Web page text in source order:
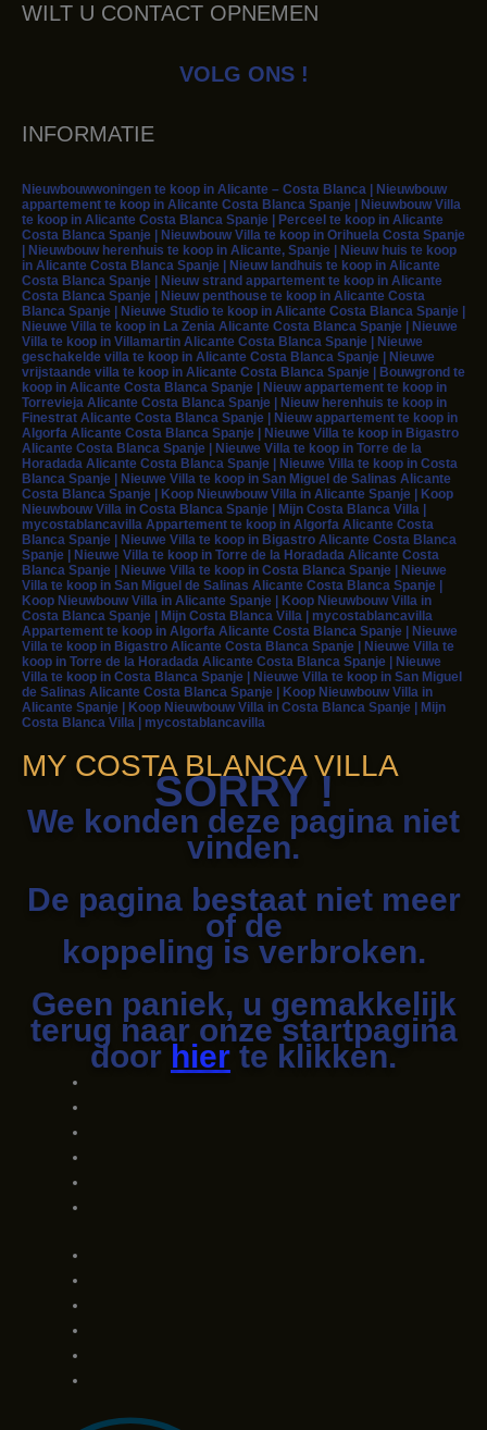
WILT U CONTACT OPNEMEN
VOLG ONS !
INFORMATIE
Nieuwbouwwoningen te koop in Alicante – Costa Blanca | Nieuwbouw
appartement te koop in Alicante Costa Blanca Spanje | Nieuwbouw Villa
te koop in Alicante Costa Blanca Spanje | Perceel te koop in Alicante
Costa Blanca Spanje | Nieuwbouw Villa te koop in Orihuela Costa Spanje
| Nieuwbouw herenhuis te koop in Alicante, Spanje | Nieuw huis te koop
in Alicante Costa Blanca Spanje | Nieuw landhuis te koop in Alicante
Costa Blanca Spanje | Nieuw strand appartement te koop in Alicante
Costa Blanca Spanje | Nieuw penthouse te koop in Alicante Costa
Blanca Spanje | Nieuwe Studio te koop in Alicante Costa Blanca Spanje |
Nieuwe Villa te koop in La Zenia Alicante Costa Blanca Spanje | Nieuwe
Villa te koop in Villamartin Alicante Costa Blanca Spanje | Nieuwe
geschakelde villa te koop in Alicante Costa Blanca Spanje | Nieuwe
vrijstaande villa te koop in Alicante Costa Blanca Spanje | Bouwgrond te
koop in Alicante Costa Blanca Spanje | Nieuw appartement te koop in
Torrevieja Alicante Costa Blanca Spanje | Nieuw herenhuis te koop in
Finestrat Alicante Costa Blanca Spanje | Nieuw appartement te koop in
Algorfa Alicante Costa Blanca Spanje | Nieuwe Villa te koop in Bigastro
Alicante Costa Blanca Spanje | Nieuwe Villa te koop in Torre de la
Horadada Alicante Costa Blanca Spanje | Nieuwe Villa te koop in Costa
Blanca Spanje | Nieuwe Villa te koop in San Miguel de Salinas Alicante
Costa Blanca Spanje | Koop Nieuwbouw Villa in Alicante Spanje | Koop
Nieuwbouw Villa in Costa Blanca Spanje | Mijn Costa Blanca Villa |
mycostablancavilla Appartement te koop in Algorfa Alicante Costa
Blanca Spanje | Nieuwe Villa te koop in Bigastro Alicante Costa Blanca
Spanje | Nieuwe Villa te koop in Torre de la Horadada Alicante Costa
Blanca Spanje | Nieuwe Villa te koop in Costa Blanca Spanje | Nieuwe
Villa te koop in San Miguel de Salinas Alicante Costa Blanca Spanje |
Koop Nieuwbouw Villa in Alicante Spanje | Koop Nieuwbouw Villa in
Costa Blanca Spanje | Mijn Costa Blanca Villa | mycostablancavilla
Appartement te koop in Algorfa Alicante Costa Blanca Spanje | Nieuwe
Villa te koop in Bigastro Alicante Costa Blanca Spanje | Nieuwe Villa te
koop in Torre de la Horadada Alicante Costa Blanca Spanje | Nieuwe
Villa te koop in Costa Blanca Spanje | Nieuwe Villa te koop in San Miguel
de Salinas Alicante Costa Blanca Spanje | Koop Nieuwbouw Villa in
Alicante Spanje | Koop Nieuwbouw Villa in Costa Blanca Spanje | Mijn
Costa Blanca Villa | mycostablancavilla
MY COSTA BLANCA VILLA
SORRY !
We konden deze pagina niet
vinden.
De pagina bestaat niet meer
of de
koppeling is verbroken.
Geen paniek, u gemakkelijk
terug naar onze startpagina
door hier te klikken.